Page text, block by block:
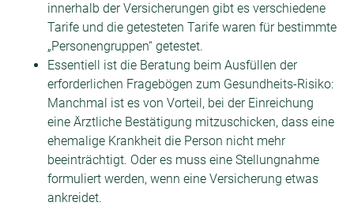
innerhalb der Versicherungen gibt es verschiedene
Tarife und die getesteten Tarife waren für bestimmte
„Personengruppen“ getestet.
Essentiell ist die Beratung beim Ausfüllen der
erforderlichen Fragebögen zum Gesundheits-Risiko:
Manchmal ist es von Vorteil, bei der Einreichung
eine Ärztliche Bestätigung mitzuschicken, dass eine
ehemalige Krankheit die Person nicht mehr
beeinträchtigt. Oder es muss eine Stellungnahme
formuliert werden, wenn eine Versicherung etwas
ankreidet.